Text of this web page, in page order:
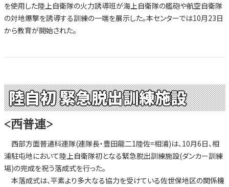
を使用した陸上自衛隊の火力誘導班が海上自衛隊の艦砲や航空自衛隊
の対地爆撃を誘導する訓練の一端を展示した。本センターでは10月23日
から教育が開始された。
陸自初 緊急脱出訓練施設
<西普連>
西部方面普通科連隊(連隊長・豊田龍二1陸佐=相浦)は、10月6日、相
浦駐屯地において陸上自衛隊初となる緊急脱出訓練施設(ダンカー訓練
場)の完成を祝う落成式を行った。
本落成式は、平素より多大なる協力を受けている佐世保地区の関係機